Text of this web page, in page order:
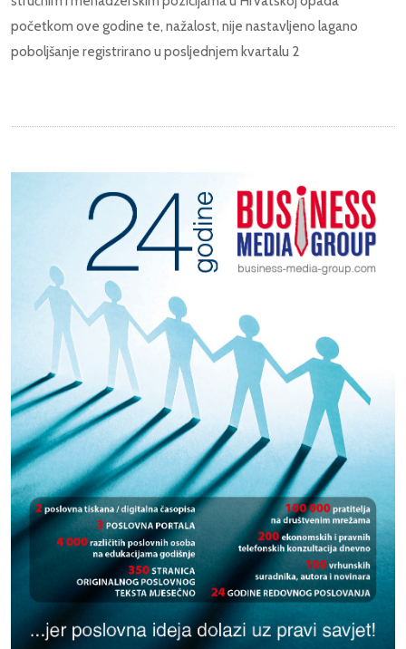
početkom ove godine te, nažalost, nije nastavljeno lagano
poboljšanje registrirano u posljednjem kvartalu 2